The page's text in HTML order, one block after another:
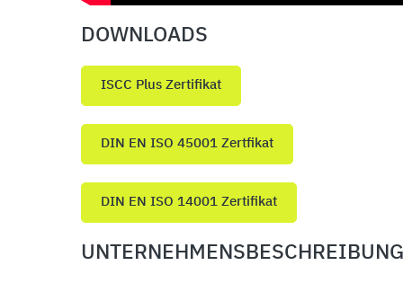
DOWNLOADS
ISCC Plus Zertifikat
DIN EN ISO 45001 Zertfikat
DIN EN ISO 14001 Zertifikat
UNTERNEHMENSBESCHREIBUNG